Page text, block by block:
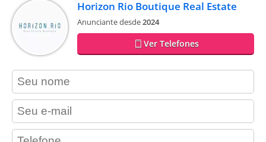
Horizon Rio Boutique Real Estate
Anunciante desde2024
Ver Telefones
contact_name
contact_email
contact_phone